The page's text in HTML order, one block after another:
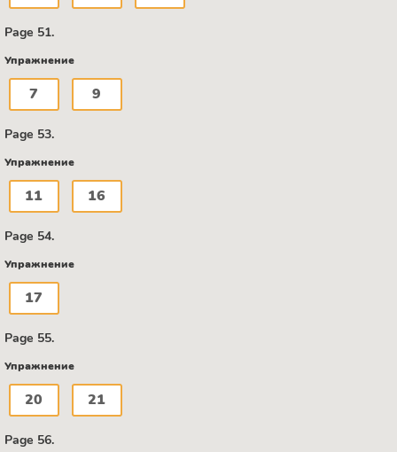
Page 51.
Упражнение
7 9
Page 53.
Упражнение
11 16
Page 54.
Упражнение
17
Page 55.
Упражнение
20 21
Page 56.